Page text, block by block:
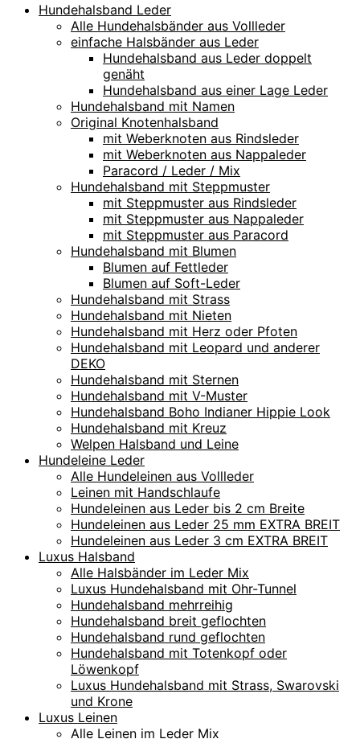
Hundehalsband Leder
Alle Hundehalsbänder aus Vollleder
einfache Halsbänder aus Leder
Hundehalsband aus Leder doppelt
genäht
Hundehalsband aus einer Lage Leder
Hundehalsband mit Namen
Original Knotenhalsband
mit Weberknoten aus Rindsleder
mit Weberknoten aus Nappaleder
Paracord / Leder / Mix
Hundehalsband mit Steppmuster
mit Steppmuster aus Rindsleder
mit Steppmuster aus Nappaleder
mit Steppmuster aus Paracord
Hundehalsband mit Blumen
Blumen auf Fettleder
Blumen auf Soft-Leder
Hundehalsband mit Strass
Hundehalsband mit Nieten
Hundehalsband mit Herz oder Pfoten
Hundehalsband mit Leopard und anderer
DEKO
Hundehalsband mit Sternen
Hundehalsband mit V-Muster
Hundehalsband Boho Indianer Hippie Look
Hundehalsband mit Kreuz
Welpen Halsband und Leine
Hundeleine Leder
Alle Hundeleinen aus Vollleder
Leinen mit Handschlaufe
Hundeleinen aus Leder bis 2 cm Breite
Hundeleinen aus Leder 25 mm EXTRA BREIT
Hundeleinen aus Leder 3 cm EXTRA BREIT
Luxus Halsband
Alle Halsbänder im Leder Mix
Luxus Hundehalsband mit Ohr-Tunnel
Hundehalsband mehrreihig
Hundehalsband breit geflochten
Hundehalsband rund geflochten
Hundehalsband mit Totenkopf oder
Löwenkopf
Luxus Hundehalsband mit Strass, Swarovski
und Krone
Luxus Leinen
Alle Leinen im Leder Mix